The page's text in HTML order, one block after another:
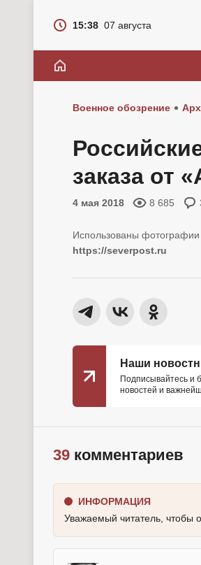
15:38 07 августа
Военное обозрение
заказа от
4 мая 2018 8 685
https://severpost.ru
Наши
Подписывайтесь и
новостей и
39 комментариев
ИНФОРМАЦИЯ
Уважаемый читатель, чтобы